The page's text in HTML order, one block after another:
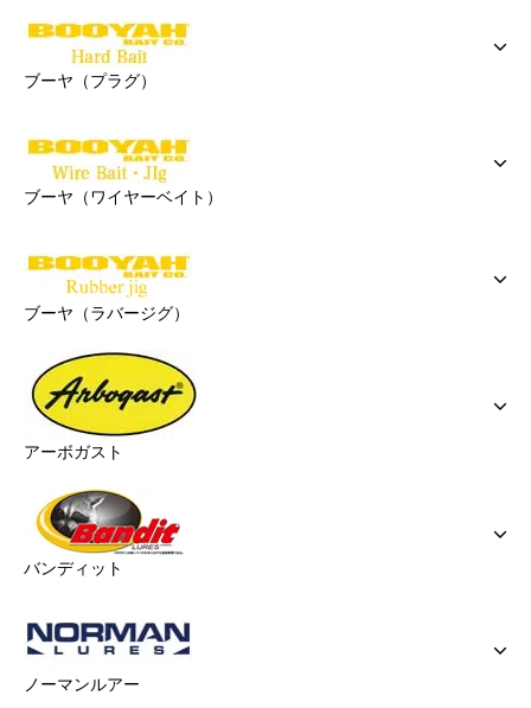
ブーヤ（プラグ）
ブーヤ（ワイヤーベイト）
ブーヤ（ラバージグ）
アーボガスト
バンディット
ノーマンルアー